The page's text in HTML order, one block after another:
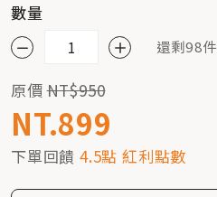
數量
還剩98件
原價NT$950
NT.899
下單回饋 4.5點 紅利點數